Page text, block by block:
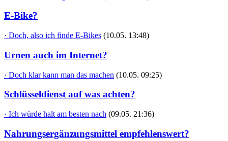
E-Bike?
· Doch, also ich finde E-Bikes (10.05. 13:48)
Urnen auch im Internet?
· Doch klar kann man das machen (10.05. 09:25)
Schlüsseldienst auf was achten?
· Ich würde halt am besten nach (09.05. 21:36)
Nahrungsergänzungsmittel empfehlenswert?